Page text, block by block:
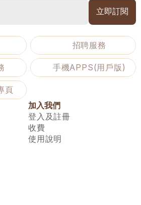
招聘服務
手機APPS(用戶版)
頁
加入我們
登入及註冊
收費
使用說明